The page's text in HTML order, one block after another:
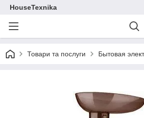
HouseTexnika
Товари та послуги Бытовая